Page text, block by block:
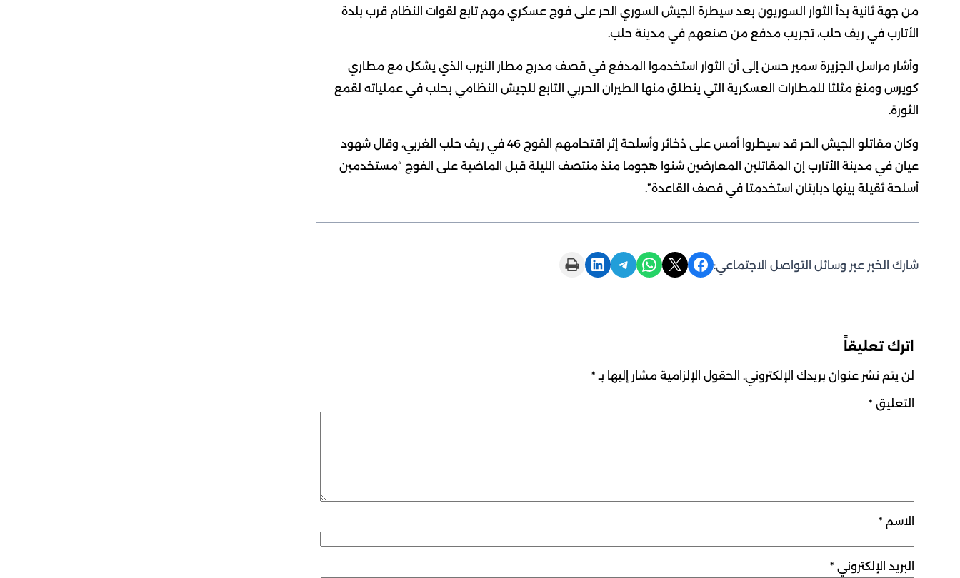
من جهة ثانية بدأ الثوار السوريون بعد سيطرة الجيش السوري الحر على فوج عسكري مهم تابع لقوات النظام قرب بلدة
الأتارب في ريف حلب، تجريب مدفع من صنعهم في مدينة حلب.
وأشار مراسل الجزيرة سمير حسن إلى أن الثوار استخدموا المدفع في قصف مدرج مطار النيرب الذي يشكل مع مطاري
كويرس ومنغ مثلثا للمطارات العسكرية التي ينطلق منها الطيران الحربي التابع للجيش النظامي بحلب في عملياته لقمع
الثورة.
وكان مقاتلو الجيش الحر قد سيطروا أمس على ذخائر وأسلحة إثر اقتحامهم الفوج 46 في ريف حلب الغربي، وقال شهود
عيان في مدينة الأتارب إن المقاتلين المعارضين شنوا هجوما منذ منتصف الليلة قبل الماضية على الفوج “مستخدمين
أسلحة ثقيلة بينها دبابتان استخدمتا في قصف القاعدة”.
شارك الخبر عبر وسائل التواصل الاجتماعي: Share on Facebook
Share on X
Share on WhatsApp
Share on Telegram
Share on LinkedIn
Print this Page
اترك تعليقاً
لن يتم نشر عنوان بريدك الإلكتروني. الحقول الإلزامية مشار إليها بـ *
التعليق *
الاسم *
البريد الإلكتروني *